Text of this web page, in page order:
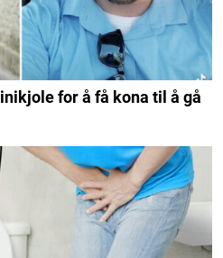
for å få kona til å gå